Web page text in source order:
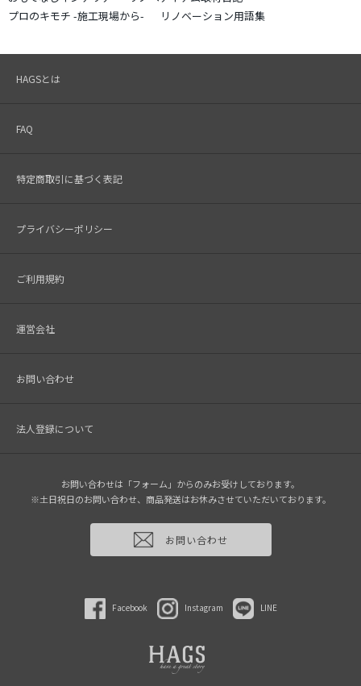
プロのキモチ -施工現場から-
リノベーション用語集
HAGSとは
FAQ
特定商取引に基づく表記
プライバシーポリシー
ご利用規約
運営会社
お問い合わせ
法人登録について
お問い合わせは「フォーム」からのみお受けしております。
※土日祝日のお問い合わせ、商品発送はお休みさせていただいております。
お問い合わせ
Facebook Instagram LINE